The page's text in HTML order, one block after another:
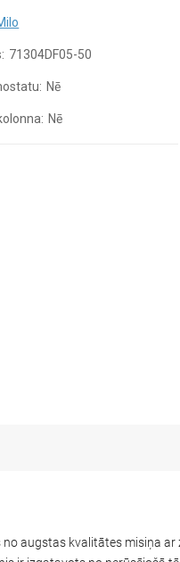
71304DF05-50
Nē
Nē
augstas kvalitātes misiņa ar